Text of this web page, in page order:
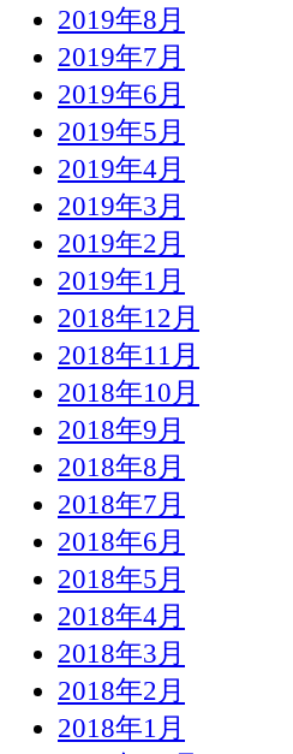
2019年8月
2019年7月
2019年6月
2019年5月
2019年4月
2019年3月
2019年2月
2019年1月
2018年12月
2018年11月
2018年10月
2018年9月
2018年8月
2018年7月
2018年6月
2018年5月
2018年4月
2018年3月
2018年2月
2018年1月